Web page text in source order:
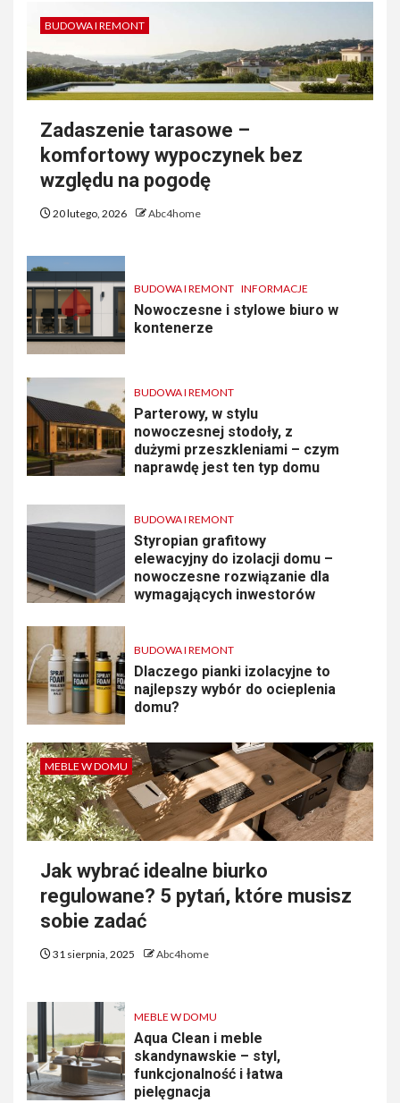
BUDOWA I REMONT
Zadaszenie tarasowe –
komfortowy wypoczynek bez
względu na pogodę
20 lutego, 2026 Abc4home
BUDOWA I REMONT INFORMACJE
Nowoczesne i stylowe biuro w
kontenerze
BUDOWA I REMONT
Parterowy, w stylu
nowoczesnej stodoły, z
dużymi przeszkleniami – czym
naprawdę jest ten typ domu
BUDOWA I REMONT
Styropian grafitowy
elewacyjny do izolacji domu –
nowoczesne rozwiązanie dla
wymagających inwestorów
BUDOWA I REMONT
Dlaczego pianki izolacyjne to
najlepszy wybór do ocieplenia
domu?
MEBLE W DOMU
Jak wybrać idealne biurko
regulowane? 5 pytań, które musisz
sobie zadać
31 sierpnia, 2025 Abc4home
MEBLE W DOMU
Aqua Clean i meble
skandynawskie – styl,
funkcjonalność i łatwa
pielęgnacja